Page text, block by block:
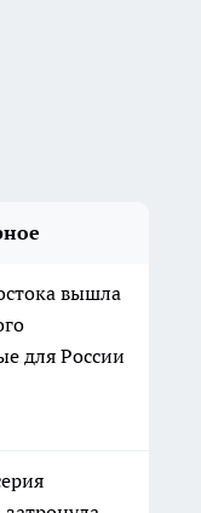
вышла
для России